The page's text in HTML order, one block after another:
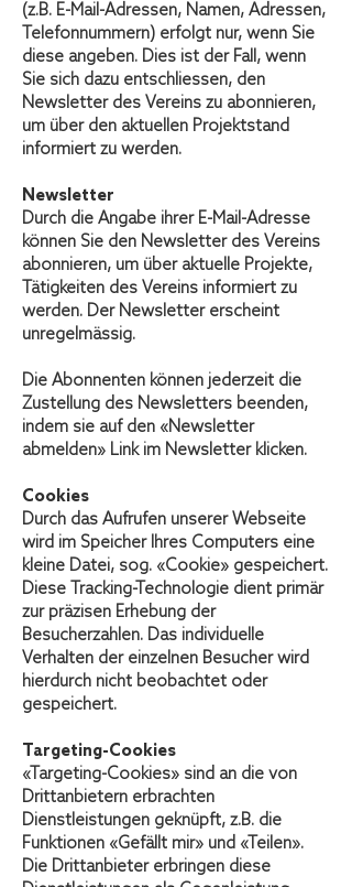
(z.B. E-Mail-Adressen, Namen, Adressen,
Telefonnummern) erfolgt nur, wenn Sie
diese angeben. Dies ist der Fall, wenn
Sie sich dazu entschliessen, den
Newsletter des Vereins zu abonnieren,
um über den aktuellen Projektstand
informiert zu werden.
Newsletter
Durch die Angabe ihrer E-Mail-Adresse
können Sie den Newsletter des Vereins
abonnieren, um über aktuelle Projekte,
Tätigkeiten des Vereins informiert zu
werden. Der Newsletter erscheint
unregelmässig.
Die Abonnenten können jederzeit die
Zustellung des Newsletters beenden,
indem sie auf den «Newsletter
abmelden» Link im Newsletter klicken.
Cookies
Durch das Aufrufen unserer Webseite
wird im Speicher Ihres Computers eine
kleine Datei, sog. «Cookie» gespeichert.
Diese Tracking-Technologie dient primär
zur präzisen Erhebung der
Besucherzahlen. Das individuelle
Verhalten der einzelnen Besucher wird
hierdurch nicht beobachtet oder
gespeichert.
Targeting-Cookies
«Targeting-Cookies» sind an die von
Drittanbietern erbrachten
Dienstleistungen geknüpft, z.B. die
Funktionen «Gefällt mir» und «Teilen».
Die Drittanbieter erbringen diese